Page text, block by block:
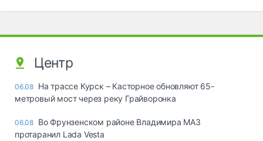
Центр
06.08 На трассе Курск – Касторное обновляют 65-
метровый мост через реку Грайворонка
06.08 Во Фрунзенском районе Владимира МАЗ
протаранил Lada Vesta